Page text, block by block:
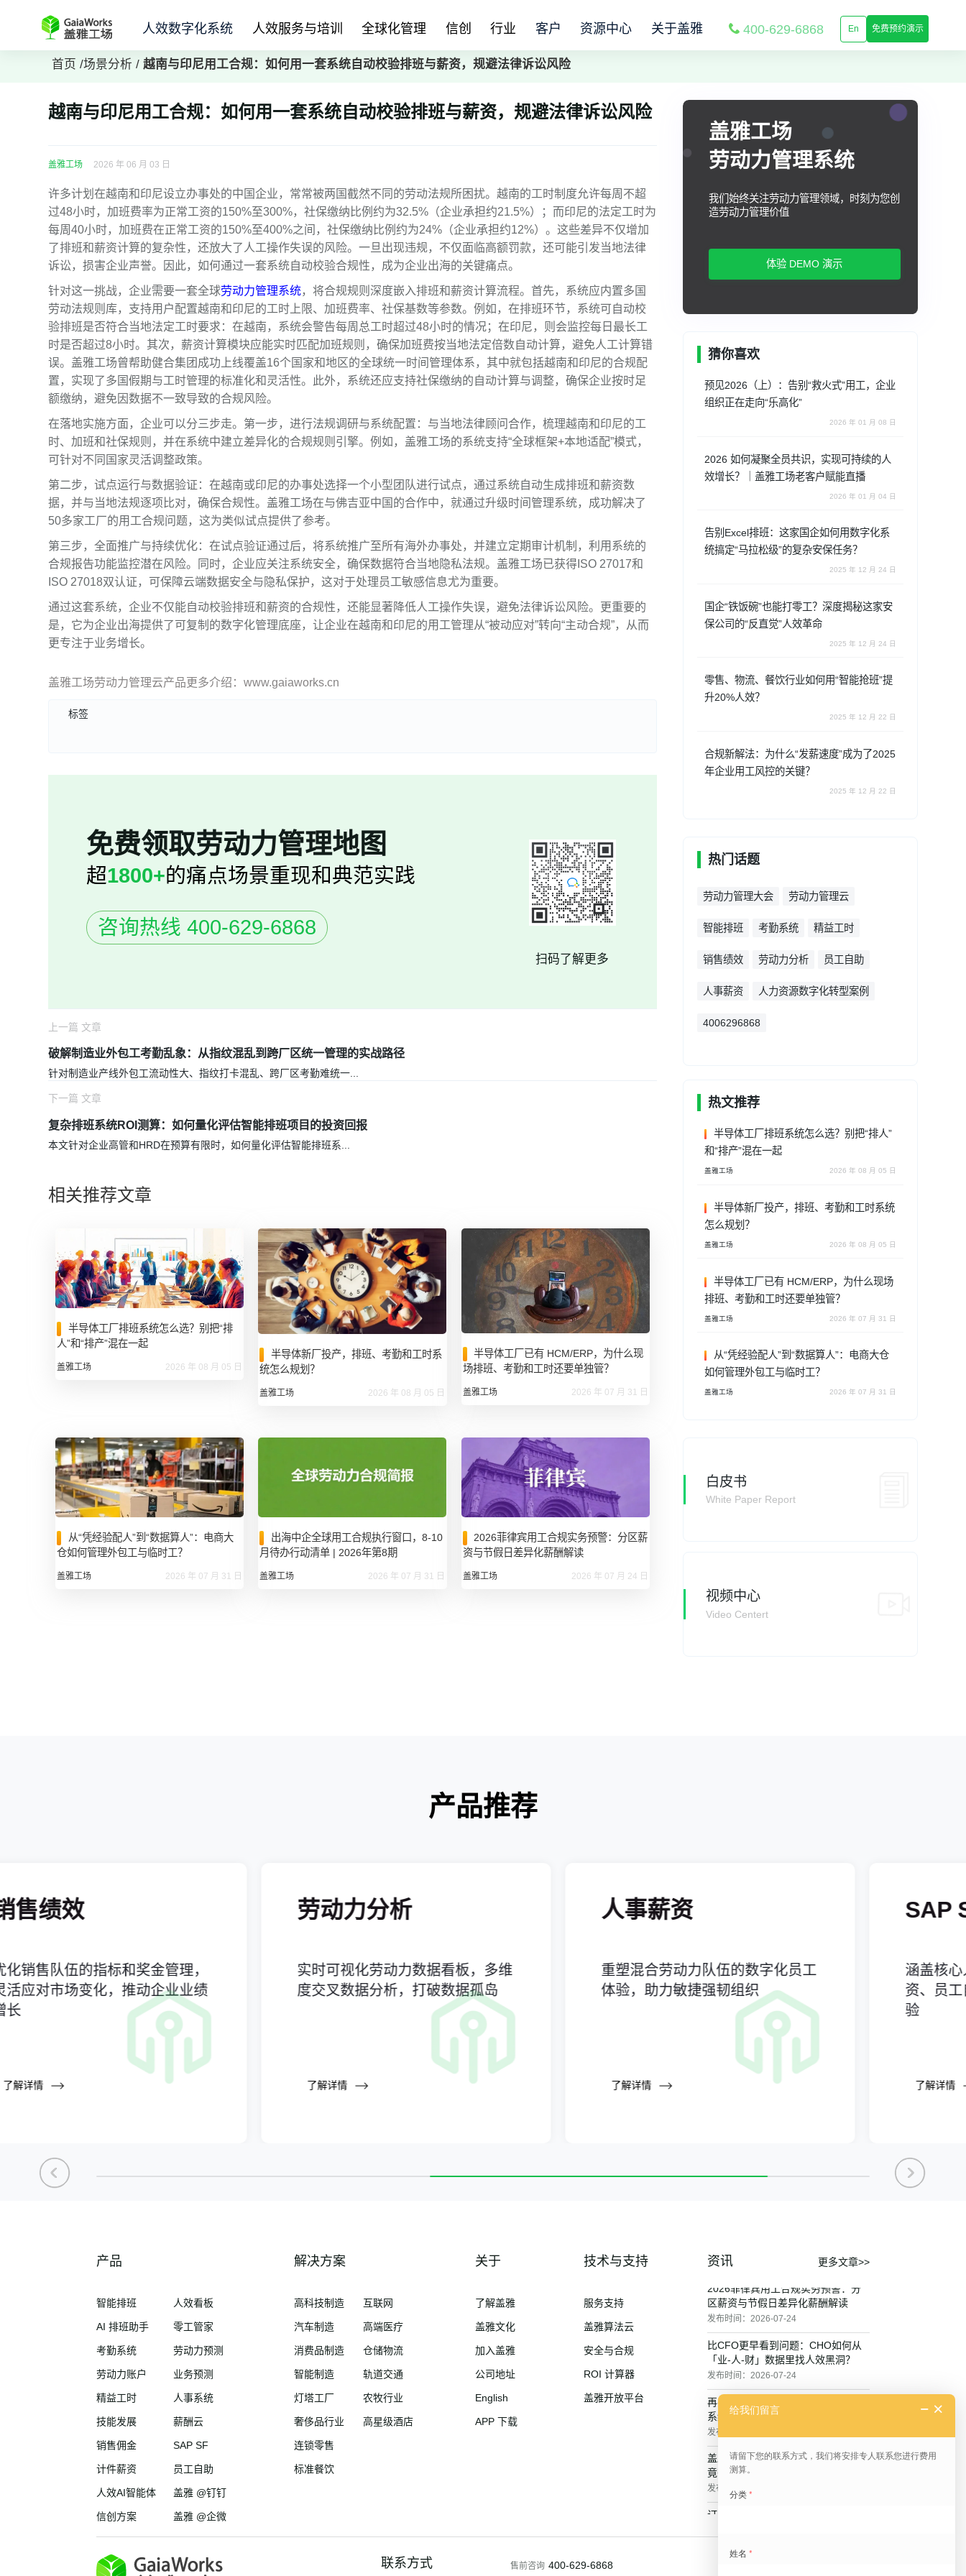
人效数字化系统 人效服务与培训 全球化管理 信创 行业 客户 资源中心 关于盖雅 400-629-6868 En 免费预约演示
首页 /场景分析 / 越南与印尼用工合规：如何用一套系统自动校验排班与薪资，规避法律诉讼风险
越南与印尼用工合规：如何用一套系统自动校验排班与薪资，规避法律诉讼风险
盖雅工场 2026 年 06 月 03 日
许多计划在越南和印尼设立办事处的中国企业，常常被两国截然不同的劳动法规所困扰。越南的工时制度允许每周不超
过48小时，加班费率为正常工资的150%至300%，社保缴纳比例约为32.5%（企业承担约21.5%）；而印尼的法定工时为
每周40小时，加班费在正常工资的150%至400%之间，社保缴纳比例约为24%（企业承担约12%）。这些差异不仅增加
了排班和薪资计算的复杂性，还放大了人工操作失误的风险。一旦出现违规，不仅面临高额罚款，还可能引发当地法律
诉讼，损害企业声誉。因此，如何通过一套系统自动校验合规性，成为企业出海的关键痛点。
针对这一挑战，企业需要一套全球劳动力管理系统，将合规规则深度嵌入排班和薪资计算流程。首先，系统应内置多国
劳动法规则库，支持用户配置越南和印尼的工时上限、加班费率、社保基数等参数。例如，在排班环节，系统可自动校
验排班是否符合当地法定工时要求：在越南，系统会警告每周总工时超过48小时的情况；在印尼，则会监控每日最长工
时是否超过8小时。其次，薪资计算模块应能实时匹配加班规则，确保加班费按当地法定倍数自动计算，避免人工计算错
误。盖雅工场曾帮助健合集团成功上线覆盖16个国家和地区的全球统一时间管理体系，其中就包括越南和印尼的合规配
置，实现了多国假期与工时管理的标准化和灵活性。此外，系统还应支持社保缴纳的自动计算与调整，确保企业按时足
额缴纳，避免因数据不一致导致的合规风险。
在落地实施方面，企业可以分三步走。第一步，进行法规调研与系统配置：与当地法律顾问合作，梳理越南和印尼的工
时、加班和社保规则，并在系统中建立差异化的合规规则引擎。例如，盖雅工场的系统支持“全球框架+本地适配”模式，
可针对不同国家灵活调整政策。
第二步，试点运行与数据验证：在越南或印尼的办事处选择一个小型团队进行试点，通过系统自动生成排班和薪资数
据，并与当地法规逐项比对，确保合规性。盖雅工场在与佛吉亚中国的合作中，就通过升级时间管理系统，成功解决了
50多家工厂的用工合规问题，这为类似试点提供了参考。
第三步，全面推广与持续优化：在试点验证通过后，将系统推广至所有海外办事处，并建立定期审计机制，利用系统的
合规报告功能监控潜在风险。同时，企业应关注系统安全，确保数据符合当地隐私法规。盖雅工场已获得ISO 27017和
ISO 27018双认证，可保障云端数据安全与隐私保护，这对于处理员工敏感信息尤为重要。
通过这套系统，企业不仅能自动校验排班和薪资的合规性，还能显著降低人工操作失误，避免法律诉讼风险。更重要的
是，它为企业出海提供了可复制的数字化管理底座，让企业在越南和印尼的用工管理从“被动应对”转向“主动合规”，从而
更专注于业务增长。
盖雅工场劳动力管理云产品更多介绍：www.gaiaworks.cn
标签
免费领取劳动力管理地图
超1800+的痛点场景重现和典范实践
咨询热线 400-629-6868
扫码了解更多
上一篇 文章
破解制造业外包工考勤乱象：从指纹混乱到跨厂区统一管理的实战路径
针对制造业产线外包工流动性大、指纹打卡混乱、跨厂区考勤难统一
下一篇 文章
复杂排班系统ROI测算：如何量化评估智能排班项目的投资回报
本文针对企业高管和HRD在预算有限时，如何量化评估智能排班系
相关推荐文章
半导体工厂排班系统怎么选？别把“排
人”和“排产”混在一起
盖雅工场 2026 年 08 月 05 日
半导体新厂投产，排班、考勤和工时系
统怎么规划？
盖雅工场 2026 年 08 月 05 日
半导体工厂已有 HCM/ERP，为什么现
场排班、考勤和工时还要单独管？
盖雅工场 2026 年 07 月 31 日
从“凭经验配人”到“数据算人”：电商大
仓如何管理外包工与临时工？
盖雅工场 2026 年 07 月 31 日
出海中企全球用工合规执行窗口，8-10
月待办行动清单 | 2026年第8期
盖雅工场 2026 年 07 月 31 日
2026菲律宾用工合规实务预警：分区薪
资与节假日差异化薪酬解读
盖雅工场 2026 年 07 月 24 日
盖雅工场
劳动力管理系统
我们始终关注劳动力管理领域，时刻为您创
造劳动力管理价值
体验 DEMO 演示
猜你喜欢
预见2026（上）：告别“救火式”用工，企业
组织正在走向“乐高化”
2026 年 01 月 08 日
2026 如何凝聚全员共识，实现可持续的人
效增长？｜盖雅工场老客户赋能直播
2026 年 01 月 04 日
告别Excel排班：这家国企如何用数字化系
统搞定“马拉松级”的复杂安保任务？
2025 年 12 月 24 日
国企“铁饭碗”也能打零工？深度揭秘这家安
保公司的“反直觉”人效革命
2025 年 12 月 24 日
零售、物流、餐饮行业如何用“智能抢班”提
升20%人效？
2025 年 12 月 22 日
合规新解法：为什么“发薪速度”成为了2025
年企业用工风控的关键？
2025 年 12 月 22 日
热门话题
劳动力管理大会 劳动力管理云
智能排班 考勤系统 精益工时
销售绩效 劳动力分析 员工自助
人事薪资 人力资源数字化转型案例
4006296868
热文推荐
半导体工厂排班系统怎么选？别把“排人”
和“排产”混在一起
盖雅工场 2026 年 08 月 05 日
半导体新厂投产，排班、考勤和工时系统
怎么规划？
盖雅工场 2026 年 08 月 05 日
半导体工厂已有 HCM/ERP，为什么现场
排班、考勤和工时还要单独管？
盖雅工场 2026 年 07 月 31 日
从“凭经验配人”到“数据算人”：电商大仓
如何管理外包工与临时工？
盖雅工场 2026 年 07 月 31 日
白皮书
White Paper Report
视频中心
Video Centert
产品推荐
售绩效
化销售队伍的指标和奖金管理，
活应对市场变化，推动企业业绩
长
了解详情
劳动力分析
实时可视化劳动力数据看板，多维
度交叉数据分析，打破数据孤岛
了解详情
人事薪资
重塑混合劳动力队伍的数字化员工
体验，助力敏捷强韧组织
了解详情
SAP
涵盖核
资、员
验
了解详情
产品
智能排班
AI 排班助手
考勤系统
劳动力账户
精益工时
技能发展
销售佣金
计件薪资
人效AI智能体
信创方案
人效看板
零工管家
劳动力预测
业务预测
人事系统
薪酬云
SAP SF
员工自助
盖雅 @钉钉
盖雅 @企微
解决方案
高科技制造
汽车制造
消费品制造
智能制造
灯塔工厂
奢侈品行业
连锁零售
标准餐饮
互联网
高端医疗
仓储物流
轨道交通
农牧行业
高星级酒店
关于
了解盖雅
盖雅文化
加入盖雅
公司地址
English
APP 下载
技术与支持
服务支持
盖雅算法云
安全与合规
ROI 计算器
盖雅开放平台
资讯 更多文章>>
酒店旺季灵活用工排班：如何用系统
现场排班、考勤和工时还要单独管？
发布时间：2026-07-31
从“凭经验配人”到“数据算人”：电商
大仓如何管理外包工与临时工？
出海中企全球用工合规执行窗口，8-
10月待办行动清单 | 2026年第8期
区薪资与节假日差异化薪酬解读
发布时间：
比CFO更早看到问题：CHO如何从
「业-人-财」数据里找人效黑洞？
发布时间：
再突破｜盖雅成功完成30万人规模
系统压测，验证高并发、高稳定的系
统承载力
发布时间： 2026-07-24
盖雅智能排班VS普通排班软件，究
竟有什么区别？
发布时间：2026-07-24
订单多了，该招人、加班还是调人？
员工贡献怎么算？
发布时间：2026-07-24
工成本
发布时间：2026-07-24
联系方式 售前咨询 400-629-6868